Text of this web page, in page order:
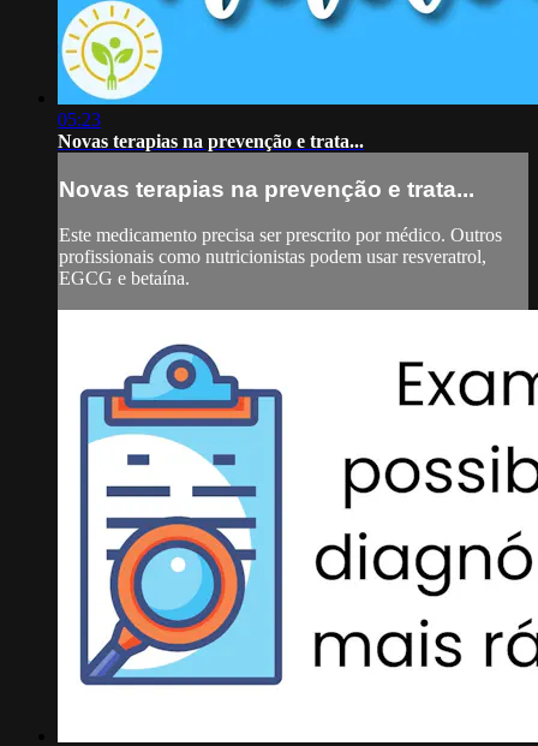
05:23
Novas terapias na prevenção e trata...
Novas terapias na prevenção e trata...
Este medicamento precisa ser prescrito por médico. Outros
profissionais como nutricionistas podem usar resveratrol,
EGCG e betaína.